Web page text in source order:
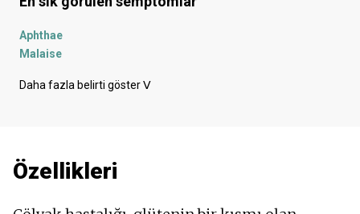
Aphthae
Malaise
Yemek yedikten sonra karın ağrısı
Rektumda ağrı
Göbek çevresinde ağrı
Daha fazla belirti gösterᐯ
Özellikleri